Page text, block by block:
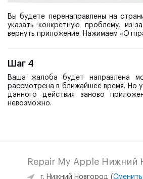
Вы будете перенаправлены на
указать конкретную проблему, из-
вернуть приложение. Нажимаем
Шаг 4
Ваша жалоба будет направлена
рассмотрена в ближайшее время. Но
данного действия заново
невозможно.
Repair My Apple Нижний
г. Нижний Новгород (